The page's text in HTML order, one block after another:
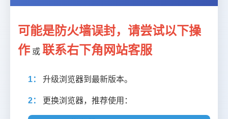
可能是防火墙误封，请尝试以下操
作 或 联系右下角网站客服
1： 升级浏览器到最新版本。
2： 更换浏览器，推荐使用：